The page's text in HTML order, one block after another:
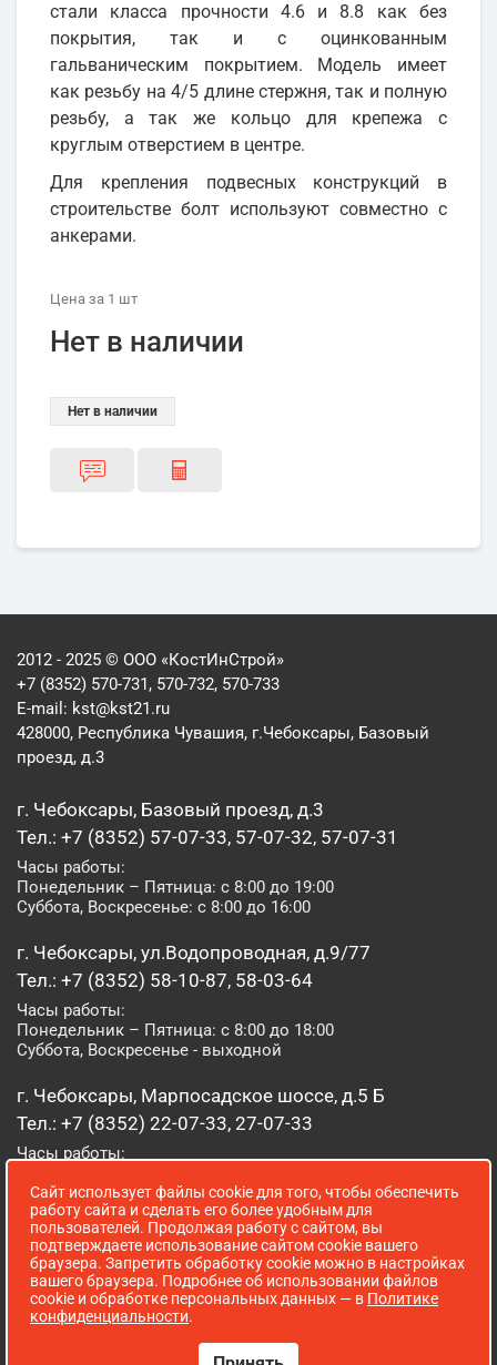
стали класса прочности 4.6 и 8.8 как без
покрытия, так и с оцинкованным
гальваническим покрытием. Модель имеет
как резьбу на 4/5 длине стержня, так и полную
резьбу, а так же кольцо для крепежа с
круглым отверстием в центре.
Для крепления подвесных конструкций в
строительстве болт используют совместно с
анкерами.
Цена за 1 шт
Нет в наличии
Нет в наличии
2012 - 2025 © ООО «КостИнСтрой»
+7 (8352) 570-731, 570-732, 570-733
E-mail: kst@kst21.ru
428000, Республика Чувашия, г.Чебоксары, Базовый
проезд, д.3
г. Чебоксары, Базовый проезд, д.3
Тел.: +7 (8352) 57-07-33, 57-07-32, 57-07-31
Часы работы:
Понедельник – Пятница: с 8:00 до 19:00
Суббота, Воскресенье: с 8:00 до 16:00
г. Чебоксары, ул.Водопроводная, д.9/77
Тел.: +7 (8352) 58-10-87, 58-03-64
Часы работы:
Понедельник – Пятница: с 8:00 до 18:00
Суббота, Воскресенье - выходной
г. Чебоксары, Марпосадское шоссе, д.5 Б
Тел.: +7 (8352) 22-07-33, 27-07-33
Часы работы:
Суббота, Воскресенье: с 8:00 до 16:00
г. Йошкар-Ола, ул. Луначарского, д. 52 А
Тел.: (8362) 41-07-31
Часы работы:
Понедельник – Пятница: с 8:00 до 18:00
Сайт использует файлы cookie для того, чтобы обеспечить
работу сайта и сделать его более удобным для
пользователей. Продолжая работу с сайтом, вы
подтверждаете использование сайтом cookie вашего
браузера. Запретить обработку cookie можно в настройках
вашего браузера. Подробнее об использовании файлов
cookie и обработке персональных данных — в Политике
конфиденциальности.